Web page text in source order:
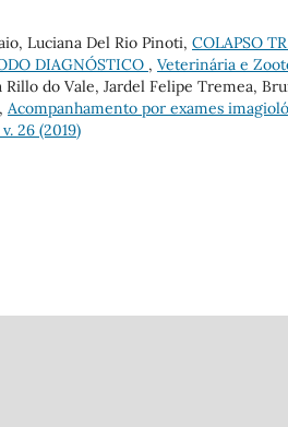
Luciana Del Rio Pinoti, COLAPSO
DIAGNÓSTICO , Veterinária e
do Vale, Jardel Felipe Tremea,
Acompanhamento por exames
26 (2019)